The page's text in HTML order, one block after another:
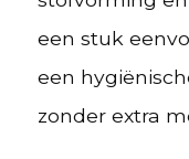
een stuk
een
zonder extra